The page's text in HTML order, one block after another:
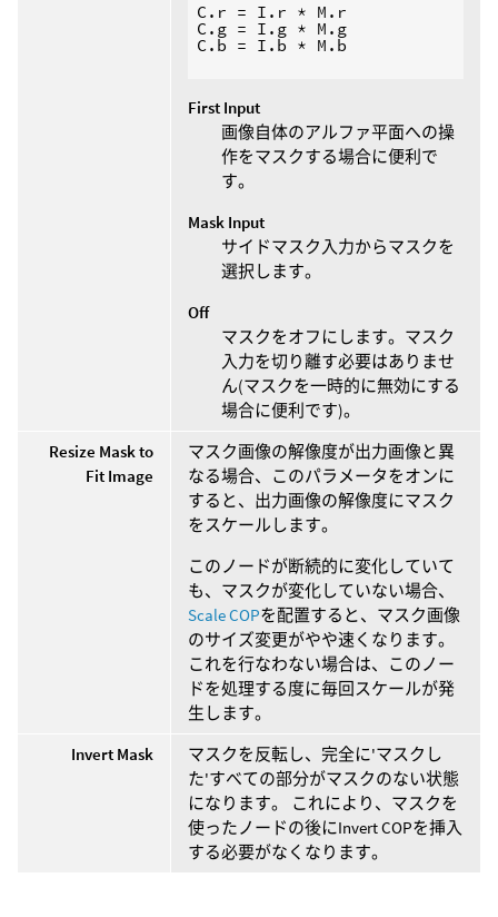
C.r = I.r * M.r
C.g = I.g * M.g
C.b = I.b * M.b
First Input
画像自体のアルファ平面への操
作をマスクする場合に便利で
す。
Mask Input
サイドマスク入力からマスクを
選択します。
Off
マスクをオフにします。マスク
入力を切り離す必要はありませ
ん(マスクを一時的に無効にする
場合に便利です)。
Resize Mask to
Fit Image
マスク画像の解像度が出力画像と異
なる場合、このパラメータをオンに
すると、出力画像の解像度にマスク
をスケールします。
このノードが断続的に変化していて
も、マスクが変化していない場合、
Scale COPを配置すると、マスク画像
のサイズ変更がやや速くなります。
これを行なわない場合は、このノー
ドを処理する度に毎回スケールが発
生します。
Invert Mask
マスクを反転し、完全に'マスクし
た'すべての部分がマスクのない状態
になります。 これにより、マスクを
使ったノードの後にInvert COPを挿入
する必要がなくなります。